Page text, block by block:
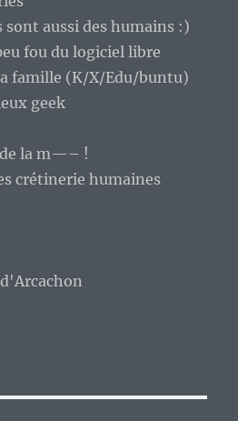
sont aussi des humains :)
fou du logiciel libre
famille (K/X/Edu/buntu)
geek
de la m—– !
crétinerie humaines